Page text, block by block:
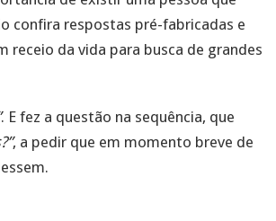
confira respostas pré-fabricadas e
receio da vida para busca de grandes
. E fez a questão na sequência, que
, a pedir que em momento breve de